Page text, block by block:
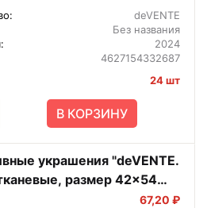
deVENTE
Без названия
2024
4627154332687
24 шт
В КОРЗИНУ
украшения "deVENTE.
размер 42x54
цветов, в
67,20 ₽